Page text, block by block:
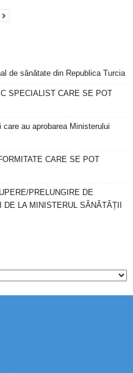
de sănătate din Republica Turcia
SPECIALIST CARE SE POT
au aprobarea Ministerului
CARE SE POT
PRELUNGIRE DE
LA MINISTERUL SĂNĂTĂȚII